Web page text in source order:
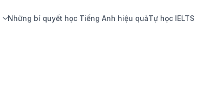
Những bí quyết học Tiếng Anh hiệu quảTự học IELTS